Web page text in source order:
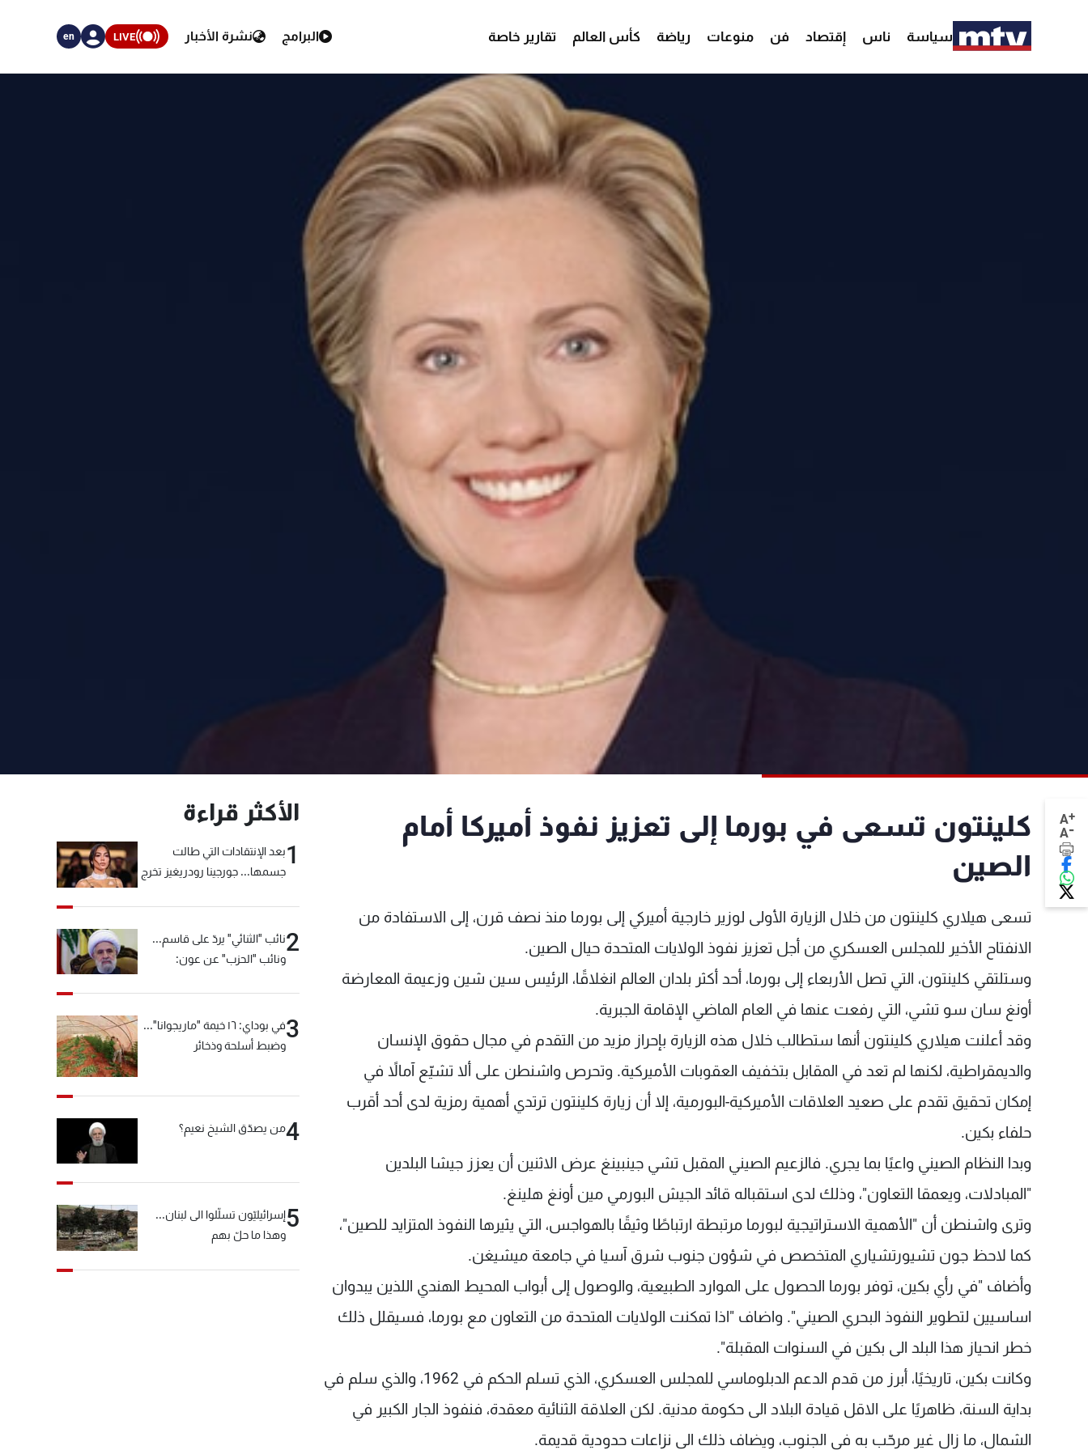
سياسة ناس إقتصاد فن منوعات رياضة كأس العالم تقارير خاصة البرامج نشرة الأخبار LIVE
en
A+
A-
كلينتون تسعى في بورما إلى تعزيز نفوذ أميركا أمام
الصين
تسعى هيلاري كلينتون من خلال الزيارة الأولى لوزير خارجية أميركي إلى بورما منذ نصف قرن، إلى الاستفادة من
الانفتاح الأخير للمجلس العسكري من أجل تعزيز نفوذ الولايات المتحدة حيال الصين.
وستلتقي كلينتون، التي تصل الأربعاء إلى بورما، أحد أكثر بلدان العالم انغلاقًا، الرئيس سين شين وزعيمة المعارضة
أونغ سان سو تشي، التي رفعت عنها في العام الماضي الإقامة الجبرية.
وقد أعلنت هيلاري كلينتون أنها ستطالب خلال هذه الزيارة بإحراز مزيد من التقدم في مجال حقوق الإنسان
والديمقراطية، لكنها لم تعد في المقابل بتخفيف العقوبات الأميركية. وتحرص واشنطن على ألا تشيّع آمالاً في
إمكان تحقيق تقدم على صعيد العلاقات الأميركية-البورمية، إلا أن زيارة كلينتون ترتدي أهمية رمزية لدى أحد أقرب
حلفاء بكين.
وبدا النظام الصيني واعيًا بما يجري. فالزعيم الصيني المقبل تشي جينبينغ عرض الاثنين أن يعزز جيشا البلدين
"المبادلات، ويعمقا التعاون"، وذلك لدى استقباله قائد الجيش البورمي مين أونغ هلينغ.
وترى واشنطن أن "الأهمية الاستراتيجية لبورما مرتبطة ارتباطًا وثيقًا بالهواجس، التي يثيرها النفوذ المتزايد للصين"،
كما لاحظ جون تشيورتشياري المتخصص في شؤون جنوب شرق آسيا في جامعة ميشيغن.
وأضاف "في رأي بكين، توفر بورما الحصول على الموارد الطبيعية، والوصول إلى أبواب المحيط الهندي اللذين يبدوان
اساسيين لتطوير النفوذ البحري الصيني". واضاف "اذا تمكنت الولايات المتحدة من التعاون مع بورما، فسيقلل ذلك
خطر انحياز هذا البلد الى بكين في السنوات المقبلة".
وكانت بكين، تاريخيًا، أبرز من قدم الدعم الدبلوماسي للمجلس العسكري، الذي تسلم الحكم في 1962، والذي سلم في
بداية السنة، ظاهريًا على الاقل قيادة البلاد الى حكومة مدنية. لكن العلاقة الثنائية معقدة، فنفوذ الجار الكبير في
الشمال، ما زال غير مرحّب به في الجنوب، ويضاف ذلك الى نزاعات حدودية قديمة.
الأكثر قراءة
1بعد الإنتقادات التي طالت
جسمها... جورجينا رودريغيز تخرج
2نائب "الثنائي" يردّ على قاسم...
ونائب "الحزب" عن عون:
3
في بوداي: ١٦ خيمة "ماريجوانا"...
وضبط أسلحة وذخائر
4من يصدّق الشيخ نعيم؟
5إسرائيليّون تسلّلوا الى لبنان...
وهذا ما حلّ بهم